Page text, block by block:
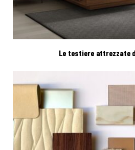
Le testiere attrezzate